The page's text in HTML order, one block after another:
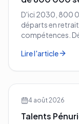
compétences
D'ici 2030, 800
départs en
compétences.
entreprise.
Lire l'article
4 août 2026
Talents